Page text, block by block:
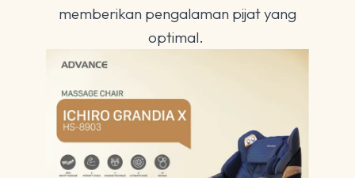
memberikan pengalaman pijat yang
optimal.